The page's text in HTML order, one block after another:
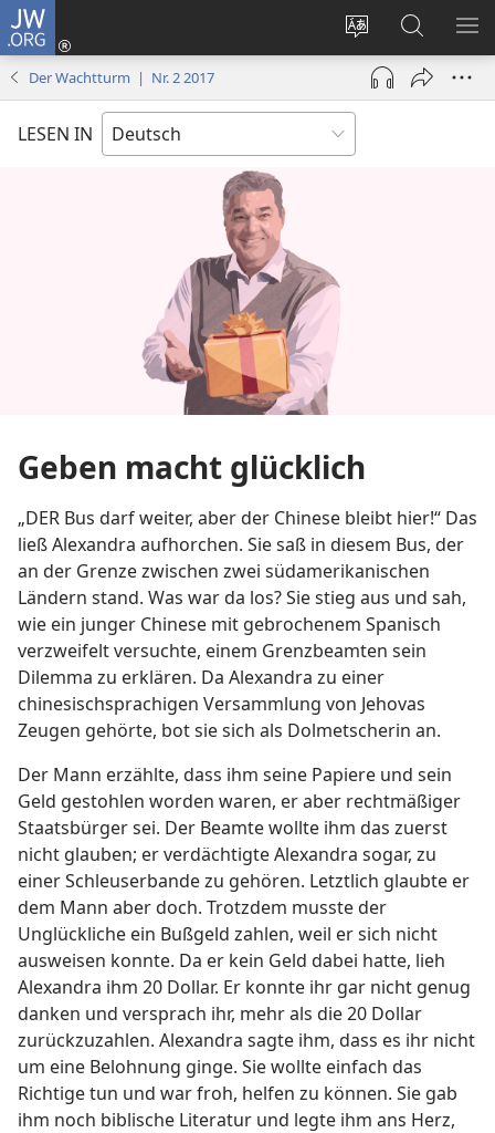
JW.ORG
Websitesprache
ändern
Anmelden
(öffnet
neues
Fenster)
Suche
Der Wachtturm | Nr. 2 2017
LESEN IN
Geben macht glücklich
„DER Bus darf weiter, aber der Chinese bleibt hier!“ Das
ließ Alexandra aufhorchen. Sie saß in diesem Bus, der
an der Grenze zwischen zwei südamerikanischen
Ländern stand. Was war da los? Sie stieg aus und sah,
wie ein junger Chinese mit gebrochenem Spanisch
verzweifelt versuchte, einem Grenzbeamten sein
Dilemma zu erklären. Da Alexandra zu einer
chinesischsprachigen Versammlung von Jehovas
Zeugen gehörte, bot sie sich als Dolmetscherin an.
Der Mann erzählte, dass ihm seine Papiere und sein
Geld gestohlen worden waren, er aber rechtmäßiger
Staatsbürger sei. Der Beamte wollte ihm das zuerst
nicht glauben; er verdächtigte Alexandra sogar, zu
einer Schleuserbande zu gehören. Letztlich glaubte er
dem Mann aber doch. Trotzdem musste der
Unglückliche ein Bußgeld zahlen, weil er sich nicht
ausweisen konnte. Da er kein Geld dabei hatte, lieh
Alexandra ihm 20 Dollar. Er konnte ihr gar nicht genug
danken und versprach ihr, mehr als die 20 Dollar
zurückzuzahlen. Alexandra sagte ihm, dass es ihr nicht
um eine Belohnung ginge. Sie wollte einfach das
Richtige tun und war froh, helfen zu können. Sie gab
ihm noch biblische Literatur und legte ihm ans Herz,